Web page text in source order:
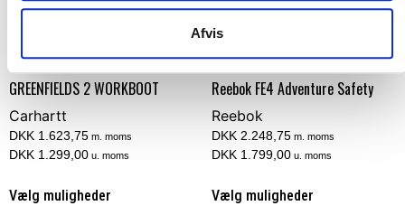
Afvis
GREENFIELDS 2 WORKBOOT
Carhartt
DKK 1.623,75 m. moms
DKK 1.299,00 u. moms
Vælg muligheder
Reebok FE4 Adventure Safety
Reebok
DKK 2.248,75 m. moms
DKK 1.799,00 u. moms
Vælg muligheder